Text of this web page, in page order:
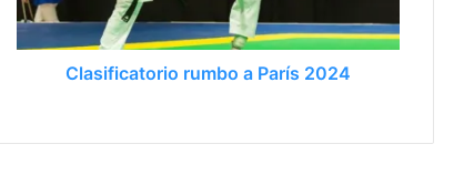
Clasificatorio rumbo a París 2024